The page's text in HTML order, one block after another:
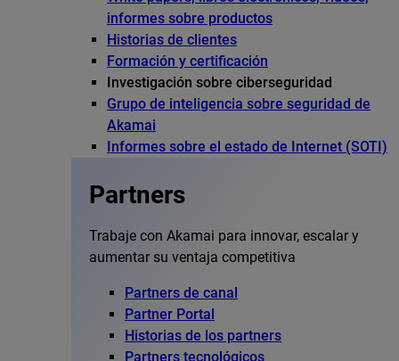
informes sobre productos
Historias de clientes
Formación y certificación
Investigación sobre ciberseguridad
Grupo de inteligencia sobre seguridad de
Akamai
Informes sobre el estado de Internet (SOTI)
Partners
Trabaje con Akamai para innovar, escalar y
aumentar su ventaja competitiva
Partners de canal
Partner Portal
Historias de los partners
Partners tecnológicos